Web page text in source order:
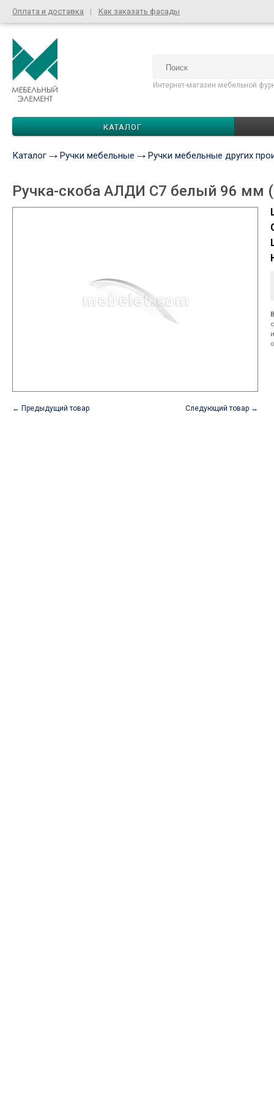
Оплата и доставка Как заказать фасады
Интернет-магазин мебельной
КАТАЛОГ
Каталог Ручки мебельные Ручки мебельные других
Ручка-скоба АЛДИ С7 белый 96 мм
← Предыдущий товар Следующий товар →